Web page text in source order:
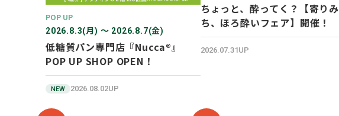
POP UP
2026.8.3(月) 〜 2026.8.7(金)
低糖質パン専門店『Nucca®』
POP UP SHOP OPEN！
NEW 2026.08.02UP
ちょっと、酔ってく？【寄りみ
ち、ほろ酔いフェア】開催！
2026.07.31UP